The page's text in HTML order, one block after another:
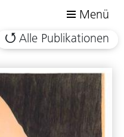
Menü
Alle Publikationen